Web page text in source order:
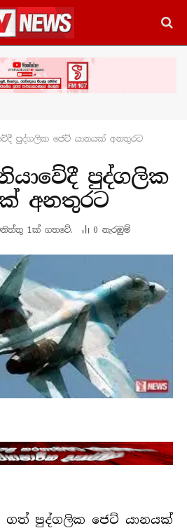
පුද්ගලික ජෙට් යානයක් අනතුරට
පුද්ගලික
අනතුරට
1ක් ගතවේ. 0 නැරඹු​ම්
පුද්ගලික ජෙට් යානයක්